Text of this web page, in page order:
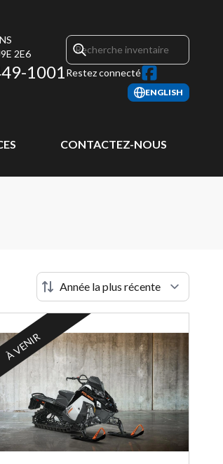
2E6
1001Restez connecté
ENGLISH
CONTACTEZ-NOUS
À VENIR